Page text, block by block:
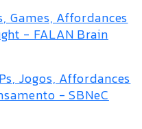
Games, Affordances
- FALAN Brain
Jogos, Affordances
- SBNeC